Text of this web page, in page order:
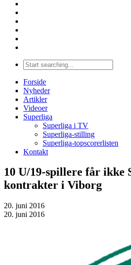
Forside
Nyheder
Artikler
Videoer
Superliga
Superliga i TV
Superliga-stilling
Superliga-topscorerlisten
Kontakt
10 U/19-spillere får ikke
kontrakter i Viborg
20. juni 2016
20. juni 2016